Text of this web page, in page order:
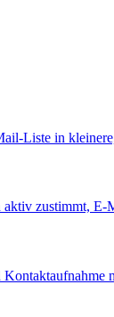
Liste in
aktiv zustimmt,